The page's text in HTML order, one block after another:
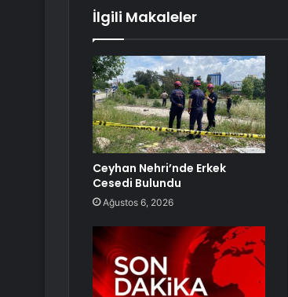
İlgili Makaleler
Ceyhan Nehri’nde Erkek
Cesedi Bulundu
Ağustos 6, 2026